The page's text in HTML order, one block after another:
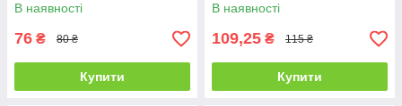
В наявності
76 ₴ 80 ₴
Купити
В наявності
109,25 ₴ 115 ₴
Купити